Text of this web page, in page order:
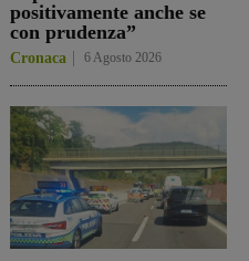
positivamente anche se
con prudenza”
Cronaca 6 Agosto 2026